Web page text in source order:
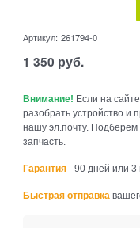
Артикул: 261794-0
1 350 руб.
Внимание! Если на
разобрать устройство и
нашу эл.почту.
запчасть.
Гарантия - 90 дней или 3
Быстрая отправка